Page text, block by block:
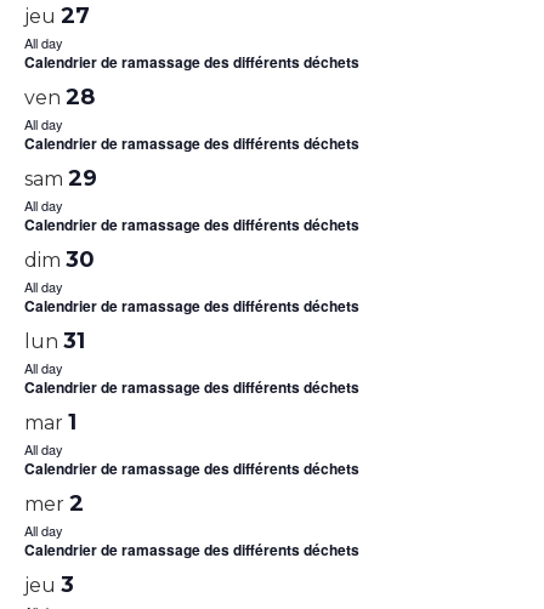
jeu 27
All day
Calendrier de ramassage des différents déchets
ven 28
All day
Calendrier de ramassage des différents déchets
sam 29
All day
Calendrier de ramassage des différents déchets
dim 30
All day
Calendrier de ramassage des différents déchets
lun 31
All day
Calendrier de ramassage des différents déchets
mar 1
All day
Calendrier de ramassage des différents déchets
mer 2
All day
Calendrier de ramassage des différents déchets
jeu 3